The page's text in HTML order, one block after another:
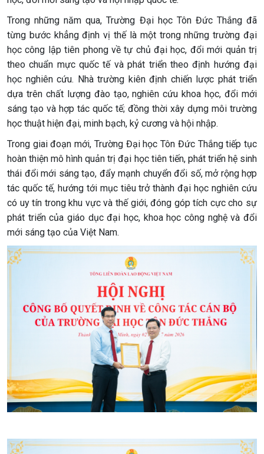
Trong những năm qua, Trường Đại học Tôn Đức Thắng đã
từng bước khẳng định vị thế là một trong những trường đại
học công lập tiên phong về tự chủ đại học, đổi mới quản trị
theo chuẩn mực quốc tế và phát triển theo định hướng đại
học nghiên cứu. Nhà trường kiên định chiến lược phát triển
dựa trên chất lượng đào tạo, nghiên cứu khoa học, đổi mới
sáng tạo và hợp tác quốc tế; đồng thời xây dựng môi trường
học thuật hiện đại, minh bạch, kỷ cương và hội nhập.
Trong giai đoạn mới, Trường Đại học Tôn Đức Thắng tiếp tục
hoàn thiện mô hình quản trị đại học tiên tiến, phát triển hệ sinh
thái đổi mới sáng tạo, đẩy mạnh chuyển đổi số, mở rộng hợp
tác quốc tế, hướng tới mục tiêu trở thành đại học nghiên cứu
có uy tín trong khu vực và thế giới, đóng góp tích cực cho sự
phát triển của giáo dục đại học, khoa học công nghệ và đổi
mới sáng tạo của Việt Nam.